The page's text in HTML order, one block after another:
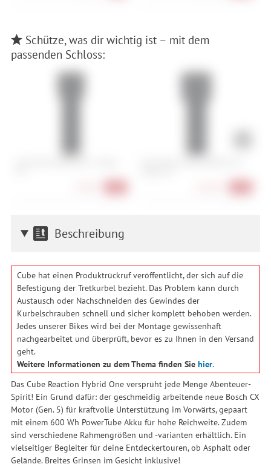
Schütze, was dir wichtig ist – mit dem
passenden Schloss:
Beschreibung
Cube hat einen Produktrückruf veröffentlicht, der sich auf die
Befestigung der Tretkurbel bezieht. Das Problem kann durch
Austausch oder Nachschneiden des Gewindes der
Kurbelschrauben schnell und sicher komplett behoben werden.
Jedes unserer Bikes wird bei der Montage gewissenhaft
nachgearbeitet und überprüft, bevor es zu Ihnen in den Versand
geht.
Weitere Informationen zu dem Thema finden Sie hier.
Das Cube Reaction Hybrid One versprüht jede Menge Abenteuer-
Spirit! Ein Grund dafür: der geschmeidig arbeitende neue Bosch CX
Motor (Gen. 5) für kraftvolle Unterstützung im Vorwärts, gepaart
mit einem 600 Wh PowerTube Akku für hohe Reichweite. Zudem
sind verschiedene Rahmengrößen und -varianten erhältlich. Ein
vielseitiger Begleiter für deine Entdeckertouren, ob Asphalt oder
Gelände. Breites Grinsen im Gesicht inklusive!